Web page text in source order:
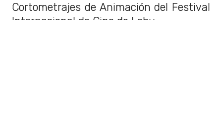
Cortometrajes de Animación del Festival
Internacional de Cine de Lebu.